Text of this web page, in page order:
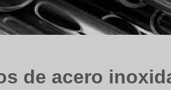
Greek
Hindi
Italian
de acero